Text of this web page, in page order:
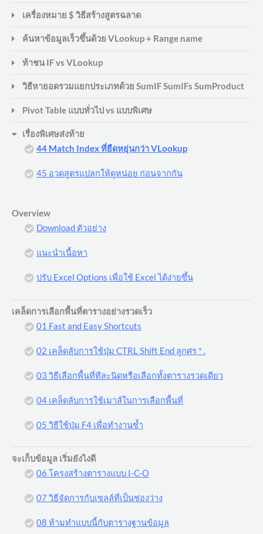
เครื่องหมาย $ วิธีสร้างสูตรฉลาด
ค้นหาข้อมูลเร็วขึ้นด้วย VLookup + Range name
ท้าชน IF vs VLookup
วิธีหายอดรวมแยกประเภทด้วย SumIF SumIFs SumProduct
Pivot Table แบบทั่วไป vs แบบพิเศษ
เรื่องพิเศษส่งท้าย
44 Match Index ที่ยืดหยุ่นกว่า VLookup
45 อวดสูตรแปลกให้ดูหน่อย ก่อนจากกัน
Overview
Download ตัวอย่าง
แนะนำเนื้อหา
ปรับ Excel Options เพื่อใช้ Excel ได้ง่ายขึ้น
เคล็ดการเลือกพื้นที่ตารางอย่างรวดเร็ว
01 Fast and Easy Shortcuts
02 เคล็ดลับการใช้ปุ่ม CTRL Shift End ลูกศร * .
03 วิธีเลือกพื้นที่ทีละนิดหรือเลือกทั้งตารางรวดเดียว
04 เคล็ดลับการใช้เมาส์ในการเลือกพื้นที่
05 วิธีใช้ปุ่ม F4 เพื่อทำงานซ้ำ
จะเก็บข้อมูล เริ่มยังไงดี
06 โครงสร้างตารางแบบ I-C-O
07 วิธีจัดการกับเซลล์ที่เป็นช่องว่าง
08 ห้ามทำแบบนี้กับตารางฐานข้อมูล